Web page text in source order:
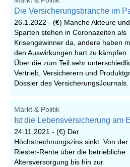
Die Versicherungsbranche im
26.1.2022 - (€) Manche Akteure und
Sparten stehen in Coronazeiten als
Krisengewinner da, andere haben
den Auswirkungen hart zu kämpfen.
Über die zum Teil sehr
Vertrieb, Versicherern und
Dossier des VersicherungsJournals.
Markt & Politik
Ist die Lebensversicherung am
24.11.2021 - (€) Der
Höchstrechnungszins sinkt. Von der
Riester-Rente über die betriebliche
Altersversorgung bis hin zur